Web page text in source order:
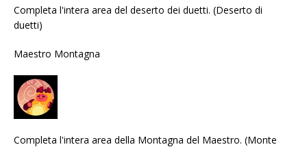
Completa l'intera area del deserto dei duetti. (Deserto di
duetti)
Maestro Montagna
Completa l'intera area della Montagna del Maestro. (Monte